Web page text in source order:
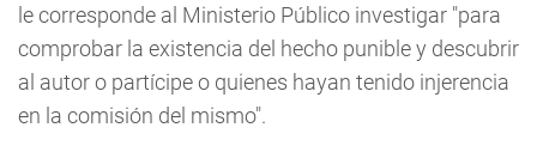
le corresponde al Ministerio Público investigar "para
comprobar la existencia del hecho punible y descubrir
al autor o partícipe o quienes hayan tenido injerencia
en la comisión del mismo".